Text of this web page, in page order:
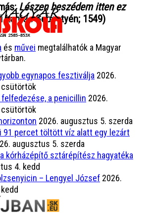
Lészen beszédem itten ez
Sebestyén; 1549)
és művei megtalálhatók a Magyar
egynapos fesztiválja 2026.
csütörtök
felfedezése, a penicillin 2026.
csütörtök
2026. augusztus 5. szerda
91 percet töltött víz alatt egy lezárt
augusztus 5. szerda
kórházépítő sztárépítész hagyatéka
4. kedd
– Lengyel József 2026.